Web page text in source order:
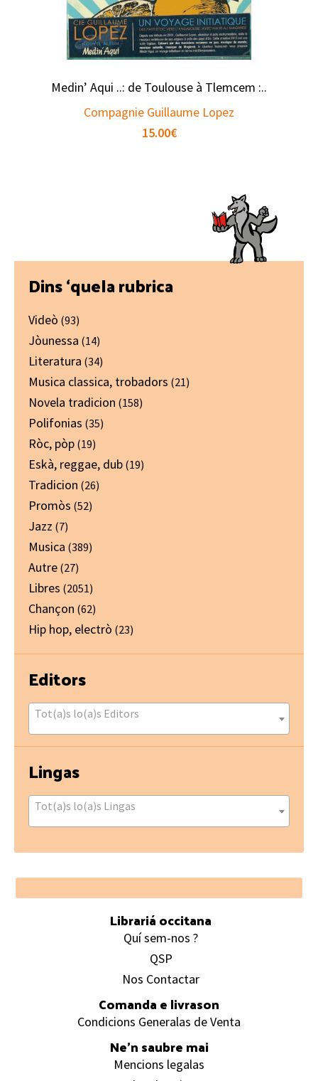
Medin’ Aqui ..: de Toulouse à Tlemcem :..
Compagnie Guillaume Lopez
15.00€
Primary
Sidebar
Dins ‘quela rubrica
Videò (93)
Jòunessa (14)
Literatura (34)
Musica classica, trobadors (21)
Novela tradicion (158)
Polifonias (35)
Ròc, pòp (19)
Eskà, reggae, dub (19)
Tradicion (26)
Promòs (52)
Jazz (7)
Musica (389)
Autre (27)
Libres (2051)
Chançon (62)
Hip hop, electrò (23)
Editors
Tot(a)s lo(a)s Editors
Lingas
Tot(a)s lo(a)s Lingas
Footer
Librariá occitana
Quí sem-nos ?
QSP
Nos Contactar
Comanda e livrason
Condicions Generalas de Venta
Ne’n saubre mai
Mencions legalas